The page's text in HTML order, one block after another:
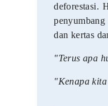
deforestasi.
dan kertas
"Terus apa
"Kenapa